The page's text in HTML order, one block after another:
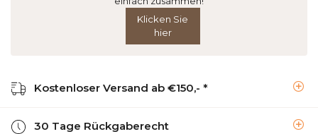
Klicken Sie
hier
Kostenloser Versand ab €150,- *
30 Tage Rückgaberecht